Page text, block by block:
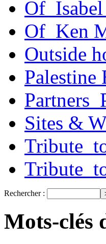
Of_Ken
Outside
Palestine
Sites &
Rechercher :
Mots-clés